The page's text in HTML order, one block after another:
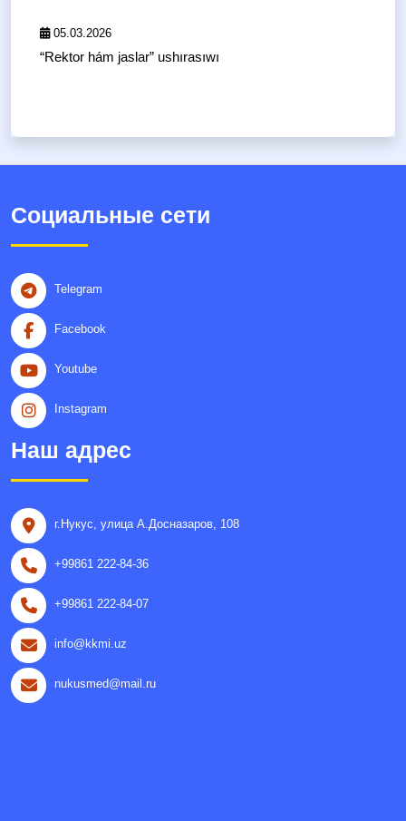
05.03.2026
“Rektor hám jaslar” ushırasıwı
Социальные сети
Telegram
Facebook
Youtube
Instagram
Наш адрес
г.Нукус, улица A.Досназаров, 108
+99861 222-84-36
+99861 222-84-07
info@kkmi.uz
nukusmed@mail.ru